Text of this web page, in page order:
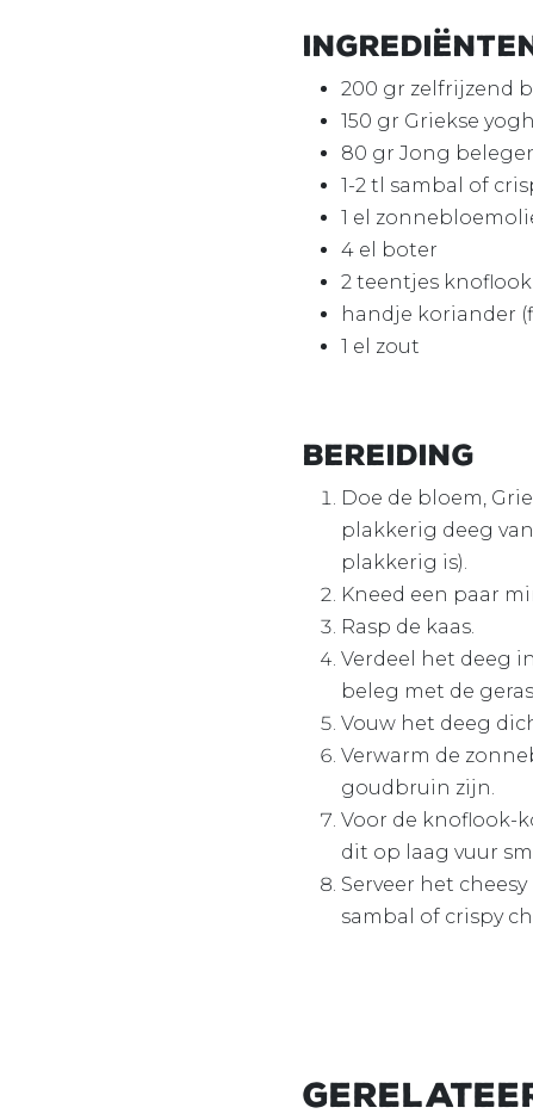
200 gr zelfrijzend
150 gr Griekse
80 gr Jong
1-2 tl sambal of
1 el
4 el boter
2 teentjes knoflook
handje koriander
1 el zout
Bereiding
Doe de bloem,
plakkerig deeg
plakkerig is).
Kneed een paar
Rasp de kaas.
Verdeel het deeg
beleg met de
Vouw het deeg
Verwarm de
goudbruin zijn.
Voor de knoflook-
dit op laag vuur
Serveer het
sambal of crispy